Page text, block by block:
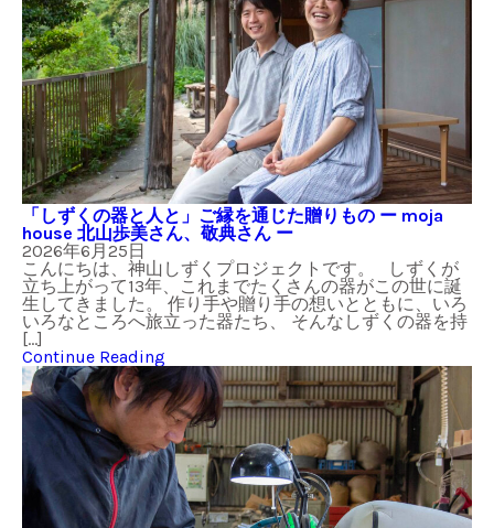
「しずくの器と人と」ご縁を通じた贈りもの ー moja
house 北山歩美さん、敬典さん ー
2026年6月25日
こんにちは、神山しずくプロジェクトです。 しずくが
立ち上がって13年、これまでたくさんの器がこの世に誕
生してきました。 作り手や贈り手の想いとともに、いろ
いろなところへ旅立った器たち、 そんなしずくの器を持
[…]
Continue Reading